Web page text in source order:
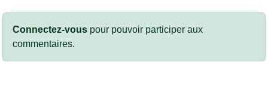
Connectez-vous pour pouvoir participer aux
commentaires.